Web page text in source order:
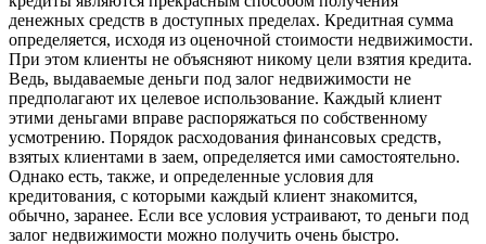
денежных средств в доступных пределах. Кредитная сумма
определяется, исходя из оценочной стоимости недвижимости.
При этом клиенты не объясняют никому цели взятия кредита.
Ведь, выдаваемые деньги под залог недвижимости не
предполагают их целевое использование. Каждый клиент
этими деньгами вправе распоряжаться по собственному
усмотрению. Порядок расходования финансовых средств,
взятых клиентами в заем, определяется ими самостоятельно.
Однако есть, также, и определенные условия для
кредитования, с которыми каждый клиент знакомится,
обычно, заранее. Если все условия устраивают, то деньги под
залог недвижимости можно получить очень быстро.